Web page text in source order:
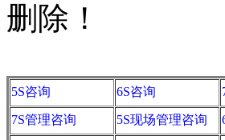
删除！
5S咨询 6S咨询
7S管理咨询 5S现场管理咨询